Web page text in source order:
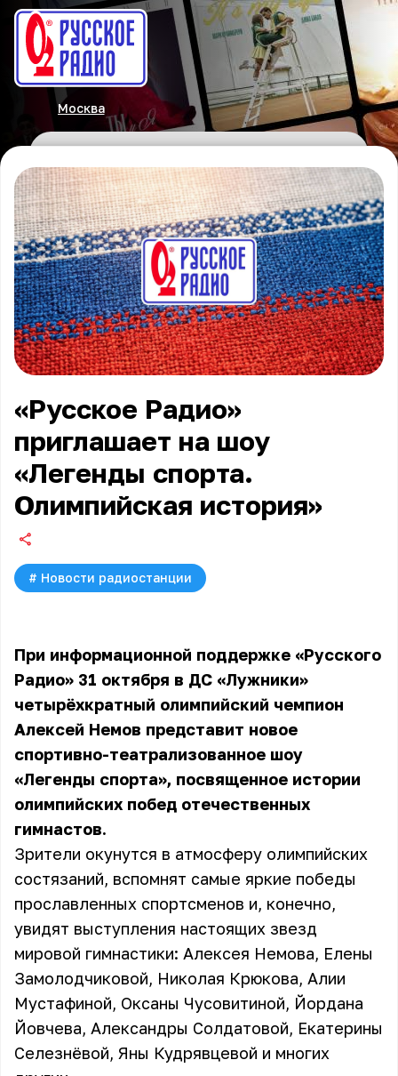
Москва
«Русское Радио»
приглашает на шоу
«Легенды спорта.
Олимпийская история»
# Новости радиостанции
При информационной поддержке «Русского
Радио» 31 октября в ДС «Лужники»
четырёхкратный олимпийский чемпион
Алексей Немов представит новое
спортивно-театрализованное шоу
«Легенды спорта», посвященное истории
олимпийских побед отечественных
гимнастов.
Зрители окунутся в атмосферу олимпийских
состязаний, вспомнят самые яркие победы
прославленных спортсменов и, конечно,
увидят выступления настоящих звезд
мировой гимнастики: Алексея Немова, Елены
Замолодчиковой, Николая Крюкова, Алии
Мустафиной, Оксаны Чусовитиной, Йордана
Йовчева, Александры Солдатовой, Екатерины
Селезнёвой, Яны Кудрявцевой и многих